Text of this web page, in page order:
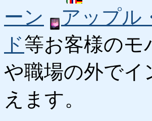
ーン
アップル
ド等お客様のモ
や職場の外でイ
えます。